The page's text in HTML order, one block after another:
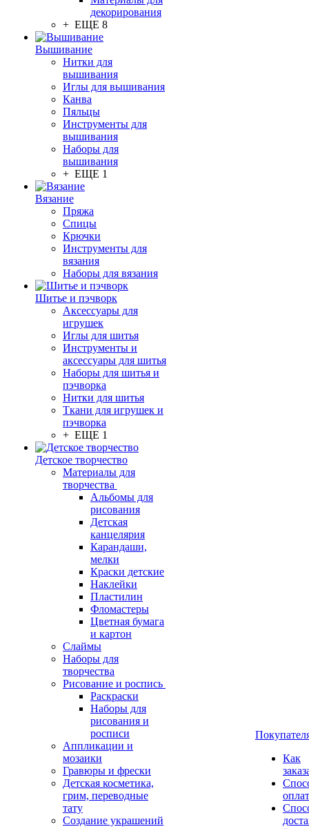
декорирования
+ ЕЩЕ 8
Вышивание
Нитки для
вышивания
Иглы для вышивания
Канва
Пяльцы
Инструменты для
вышивания
Наборы для
вышивания
+ ЕЩЕ 1
Вязание
Пряжа
Спицы
Крючки
Инструменты для
вязания
Наборы для вязания
Шитье и пэчворк
Аксессуары для
игрушек
Иглы для шитья
Инструменты и
аксессуары для шитья
Наборы для шитья и
пэчворка
Нитки для шитья
Ткани для игрушек и
пэчворка
+ ЕЩЕ 1
Детское творчество
Материалы для
творчества
Альбомы для
рисования
Детская
канцелярия
Карандаши,
мелки
Краски детские
Наклейки
Пластилин
Фломастеры
Цветная бумага
и картон
Слаймы
Наборы для
творчества
Рисование и роспись
Раскраски
Наборы для
рисования и
росписи
Аппликации и
мозаики
Гравюры и фрески
Детская косметика,
грим, переводные
тату
Создание украшений
Как